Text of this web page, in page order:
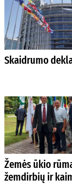
Skaidrumo
Žemės ūkio
žemdirbių ir